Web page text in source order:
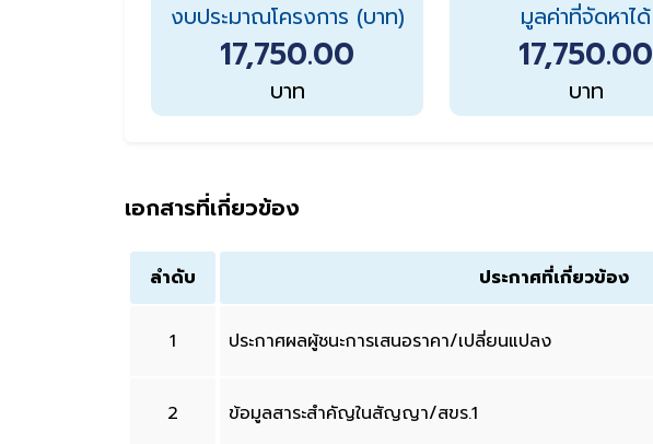
งบประมาณโครงการ (บาท)
17,750.00
บาท
มูลค่าที่จัดหาได้
17,750.00
บาท
เอกสารที่เกี่ยวข้อง
ลำดับ ประกาศที่เกี่ยวข้อง
1 ประกาศผลผู้ชนะการเสนอราคา/เปลี่ยนแปลง
2 ข้อมูลสาระสำคัญในสัญญา/สขร.1